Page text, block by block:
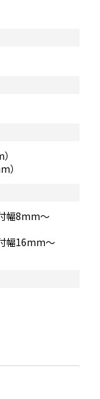
）
幅8mm～
幅16mm～